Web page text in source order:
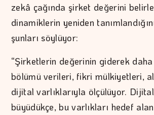
zekâ çağında şirket değerini
dinamiklerin yeniden
şunları söylüyor:
“Şirketlerin değerinin giderek
bölümü verileri, fikri mülkiyetleri,
dijital varlıklarıyla ölçülüyor.
büyüdükçe, bu varlıkları hedef